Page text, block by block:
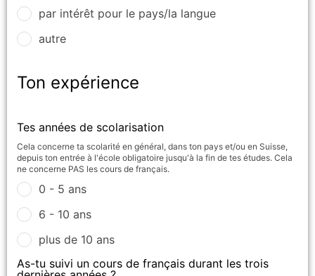
par intérêt pour le pays/la langue
autre
Ton expérience
Tes années de scolarisation
Cela concerne ta scolarité en général, dans ton pays et/ou en Suisse,
depuis ton entrée à l'école obligatoire jusqu'à la fin de tes études. Cela
ne concerne PAS les cours de français.
0 - 5 ans
6 - 10 ans
plus de 10 ans
As-tu suivi un cours de français durant les trois